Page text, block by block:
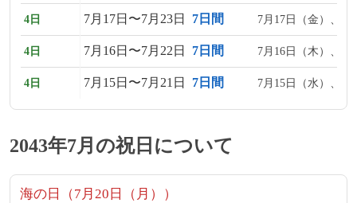
4日 7月17日〜7月23日 7日間 7月17日（金）、7
4日 7月16日〜7月22日 7日間 7月16日（木）、7
4日 7月15日〜7月21日 7日間 7月15日（水）、7
2043年7月の祝日について
海の日（7月20日（月））